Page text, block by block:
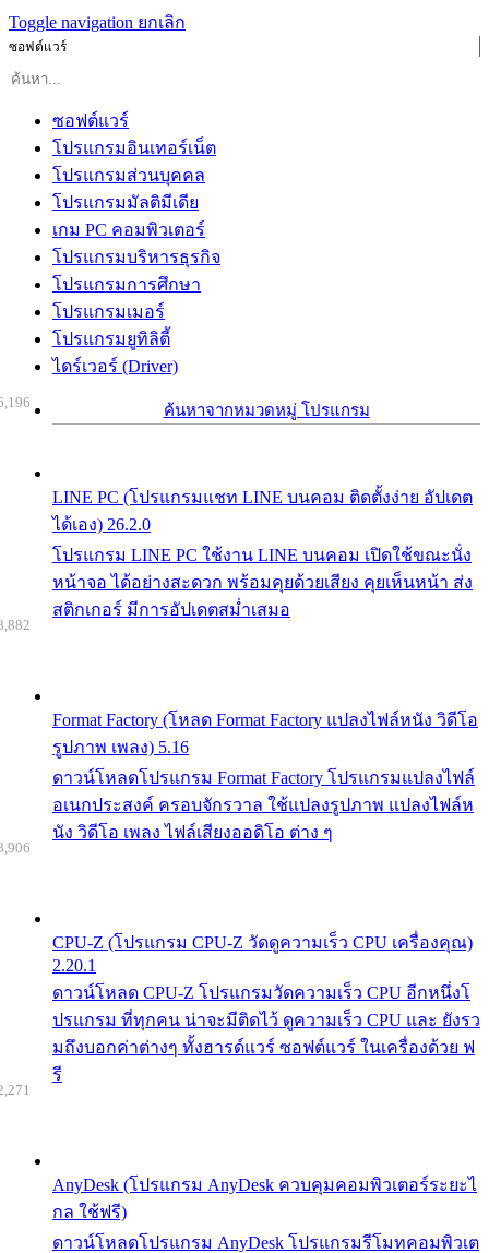
Toggle navigation ยกเลิก
ซอฟต์แวร์
ซอฟต์แวร์
โปรแกรมอินเทอร์เน็ต
โปรแกรมส่วนบุคคล
โปรแกรมมัลติมีเดีย
เกม PC คอมพิวเตอร์
โปรแกรมบริหารธุรกิจ
โปรแกรมการศึกษา
โปรแกรมเมอร์
โปรแกรมยูทิลิตี้
ไดร์เวอร์ (Driver)
ค้นหาจากหมวดหมู่ โปรแกรม
LINE PC (โปรแกรมแชท LINE บนคอม ติดตั้งง่าย อัปเดต
ได้เอง) 26.2.0
โปรแกรม LINE PC ใช้งาน LINE บนคอม เปิดใช้ขณะนั่ง
หน้าจอ ได้อย่างสะดวก พร้อมคุยด้วยเสียง คุยเห็นหน้า ส่ง
สติกเกอร์ มีการอัปเดตสม่ำเสมอ
Format Factory (โหลด Format Factory แปลงไฟล์หนัง วิดีโอ
รูปภาพ เพลง) 5.16
ดาวน์โหลดโปรแกรม Format Factory โปรแกรมแปลงไฟล์
อเนกประสงค์ ครอบจักรวาล ใช้แปลงรูปภาพ แปลงไฟล์ห
นัง วิดีโอ เพลง ไฟล์เสียงออดิโอ ต่าง ๆ
CPU-Z (โปรแกรม CPU-Z วัดดูความเร็ว CPU เครื่องคุณ)
2.20.1
ดาวน์โหลด CPU-Z โปรแกรมวัดความเร็ว CPU อีกหนึ่งโ
ปรแกรม ที่ทุกคน น่าจะมีติดไว้ ดูความเร็ว CPU และ ยังรว
มถึงบอกค่าต่างๆ ทั้งฮารด์แวร์ ซอฟต์แวร์ ในเครื่องด้วย ฟ
รี
AnyDesk (โปรแกรม AnyDesk ควบคุมคอมพิวเตอร์ระยะไ
กล ใช้ฟรี)
ดาวน์โหลดโปรแกรม AnyDesk โปรแกรมรีโมทคอมพิวเต